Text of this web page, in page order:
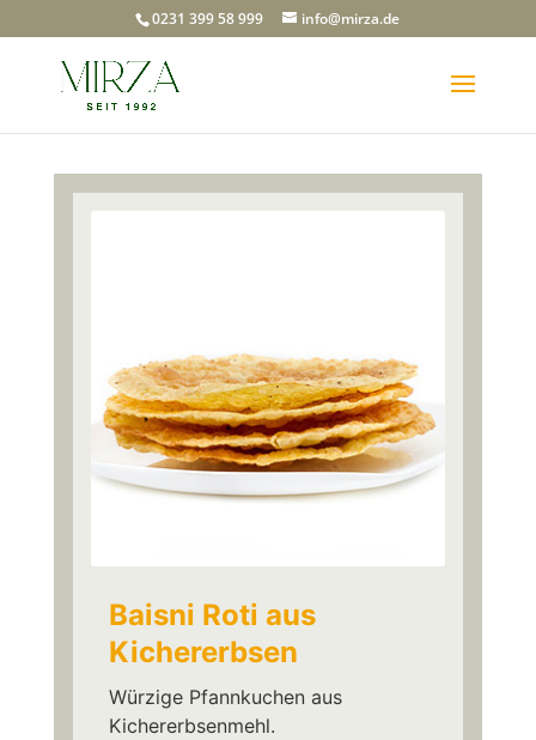
0231 399 58 999 info@mirza.de
Baisni Roti aus
Kichererbsen
Würzige Pfannkuchen aus
Kichererbsenmehl.